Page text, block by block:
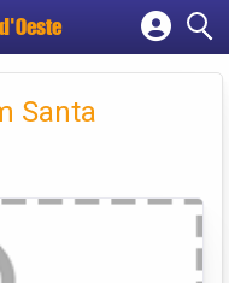
empresa
Santa